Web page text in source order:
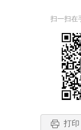
扫一扫在
打印